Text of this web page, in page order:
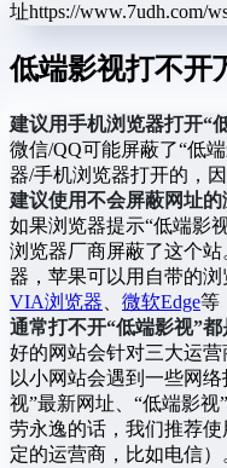
址https://www.7udh.com/
低端影视打不开
建议用手机浏览器打开“
微信/QQ可能屏蔽了“低
器/手机浏览器打开的，
建议使用不会屏蔽网址的
如果浏览器提示“低端影
浏览器厂商屏蔽了这个
器，苹果可以用自带的浏
VIA浏览器
微软Edge等
通常打不开“低端影视”
好的网站会针对三大运
以小网站会遇到一些网
视”最新网址、“低端影
劳永逸的话，我们推荐
定的运营商，比如电信